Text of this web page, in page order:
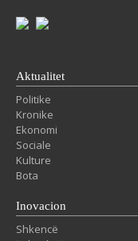
Aktualitet
Politike
Kronike
Ekonomi
Sociale
Kulture
Bota
Inovacion
Shkencë